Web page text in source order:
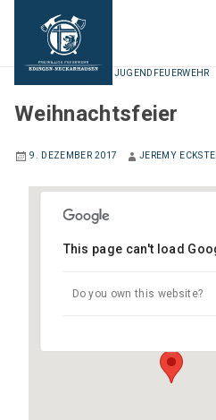
EINSATZABTEILUNG JUGENDFEUERWEHR
Weihnachtsfeier
9. DEZEMBER 2017 JEREMY
Gerätehaus Edingen
Gartenstraße 6 - Edingen-
This page can't load
Do you own this website?